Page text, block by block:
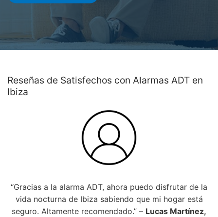
Reseñas de Satisfechos con Alarmas ADT en
Ibiza
“Gracias a la alarma ADT, ahora puedo disfrutar de la
vida nocturna de Ibiza sabiendo que mi hogar está
seguro. Altamente recomendado.” – Lucas Martínez,